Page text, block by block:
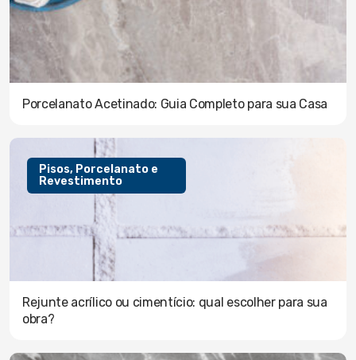
Porcelanato Acetinado: Guia Completo para sua Casa
Pisos, Porcelanato e
Revestimento
Rejunte acrílico ou cimentício: qual escolher para sua
obra?